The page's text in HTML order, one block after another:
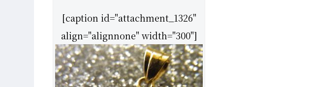
[caption id="attachment_1326"
align="alignnone" width="300"]